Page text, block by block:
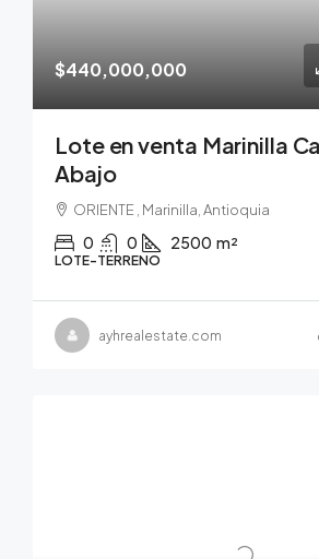
$440,000,000
Lote en venta Marinilla
Abajo
ORIENTE , Marinilla, Antioquia
0 0 2500 m²
LOTE-TERRENO
ayhrealestate.com